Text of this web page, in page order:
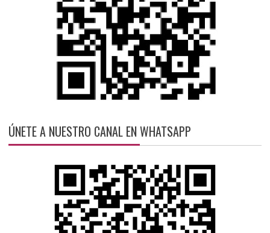
ÚNETE A NUESTRO CANAL EN WHATSAPP